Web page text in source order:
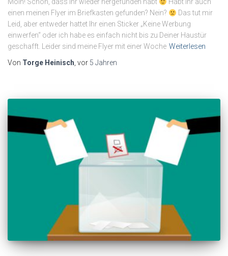
Moin! Schön, dass Ihr wieder hergefunden habt
Habt Ihr auch
einen meinen Flyer im Briefkasten gefunden? Nein?
Das tut mir
Leid, aber entweder hattet Ihr einen Sticker „Keine Werbung
einwerfen“ oder ich habe es einfach nicht bis zu Deiner Haustür
geschafft. Leider sind meine Flyer mit einer Woche Weiterlesen
Von Torge Heinisch, vor 5 Jahren